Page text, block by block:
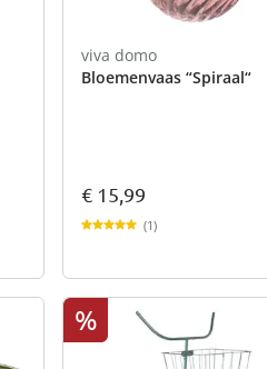
viva domo
Bloemenvaas “Spiraal“
€ 15,99
(1)
%